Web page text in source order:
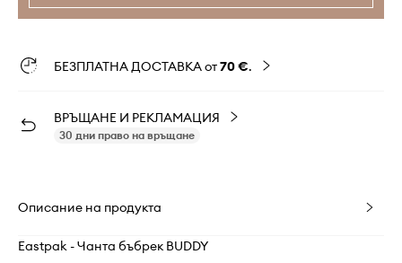
БЕЗПЛАТНА ДОСТАВКА от70 €.
ВРЪЩАНЕ И РЕКЛАМАЦИЯ
30 дни право на връщане
Описание на продукта
Eastpak - Чанта бъбрек BUDDY